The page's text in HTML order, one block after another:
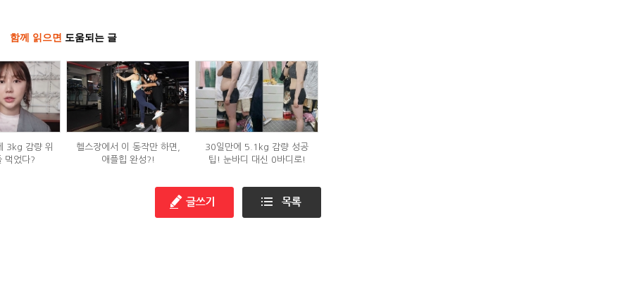
함께 읽으면 도움되는 글
3kg 감량 위
먹었다?
헬스장에서 이 동작만 하면,
애플힙 완성?!
30일만에 5.1kg 감량 성공
팁! 눈바디 대신 0바디로!